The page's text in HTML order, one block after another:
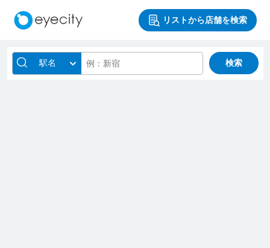
リストから店舗を検索
駅名 検索